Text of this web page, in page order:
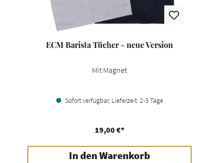
ECM Barista Tücher - neue Version
Mit Magnet
Sofort verfügbar, Lieferzeit: 2-3 Tage
19,00 €*
In den Warenkorb